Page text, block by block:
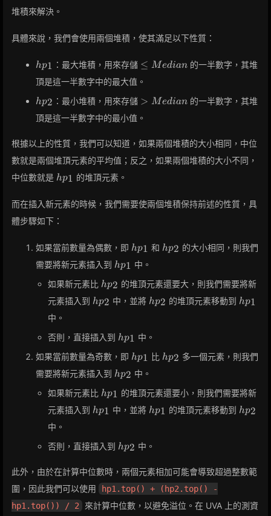
堆積來解決。
具體來說，我們會使用兩個堆積，使其滿足以下性質：
hp_1
hp1 ：最大堆積，用來存儲 \leq
≤ Median的一半數字，其堆
頂是這一半數字中的最大值。
hp_2
hp2 ：最小堆積，用來存儲 >
> Median的一半數字，其堆
頂是這一半數字中的最小值。
根據以上的性質，我們可以知道，如果兩個堆積的大小相同，中位
數就是兩個堆頂元素的平均值；反之，如果兩個堆積的大小不同，
中位數就是 hp_1
hp1 的堆頂元素。
而在插入新元素的時候，我們需要使兩個堆積保持前述的性質，具
體步驟如下：
如果當前數量為偶數，即 hp_1
hp1 和 hp_2
hp2 的大小相同，則我們
需要將新元素插入到 hp_1
hp1 中。
如果新元素比 hp_2
hp2 的堆頂元素還要大，則我們需要將新
元素插入到 hp_2
hp2 中，並將 hp_2
hp2 的堆頂元素移動到 hp_1
hp1
中。
否則，直接插入到 hp_1
hp1 中。
如果當前數量為奇數，即 hp_1
hp1 比 hp_2
hp2 多一個元素，則我們
需要將新元素插入到 hp_2
hp2 中。
如果新元素比 hp_1
hp1 的堆頂元素還要小，則我們需要將新
元素插入到 hp_1
hp1 中，並將 hp_1
hp1 的堆頂元素移動到 hp_2
hp2
中。
否則，直接插入到 hp_2
hp2 中。
此外，由於在計算中位數時，兩個元素相加可能會導致超過整數範
圍，因此我們可以使用
hp1.top() + (hp2.top() -
hp1.top()) / 2
來計算中位數，以避免溢位。在 UVA 上的測資